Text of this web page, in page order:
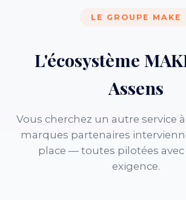
LE GROUPE MAKE
L'écosystème
Assens
Vous cherchez un autre service
marques partenaires
place — toutes pilotées
exigence.